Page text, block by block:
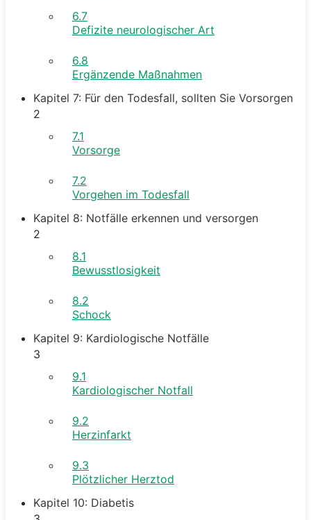
6.7
Defizite neurologischer Art
6.8
Ergänzende Maßnahmen
Kapitel 7: Für den Todesfall, sollten Sie Vorsorgen
2
7.1
Vorsorge
7.2
Vorgehen im Todesfall
Kapitel 8: Notfälle erkennen und versorgen
2
8.1
Bewusstlosigkeit
8.2
Schock
Kapitel 9: Kardiologische Notfälle
3
9.1
Kardiologischer Notfall
9.2
Herzinfarkt
9.3
Plötzlicher Herztod
Kapitel 10: Diabetis